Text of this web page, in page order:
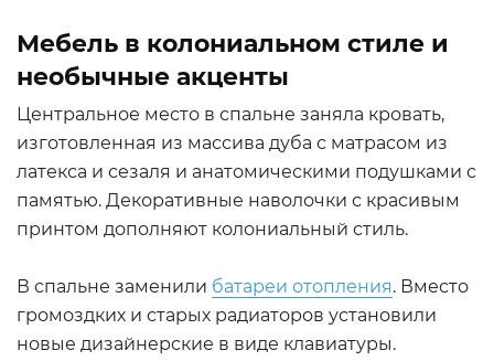
Мебель в колониальном стиле и
необычные акценты
Центральное место в спальне заняла кровать,
изготовленная из массива дуба с матрасом из
латекса и сезаля и анатомическими подушками с
памятью. Декоративные наволочки с красивым
принтом дополняют колониальный стиль.
В спальне заменили батареи отопления. Вместо
громоздких и старых радиаторов установили
новые дизайнерские в виде клавиатуры.